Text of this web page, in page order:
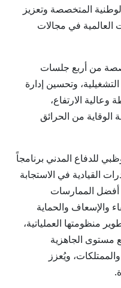
المتخصصة وتعزيز
العالمية في مجالات
من أربع جلسات
وتحسين إدارة
الارتفاع،
الوقاية من الحرائق
للدفاع المدني برنامجاً
القيادية في الاستجابة
أفضل الممارسات
والإسعاف والحماية
منظومتها العملياتية،
مستوى الجاهزية
ويُعزز